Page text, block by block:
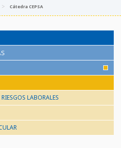
> Cátedra CEPSA
LABORALES